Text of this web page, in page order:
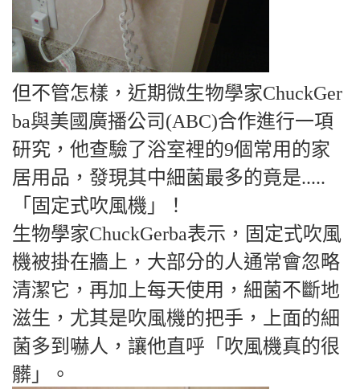
但不管怎樣，近期微生物學家ChuckGer
ba與美國廣播公司(ABC)合作進行一項
研究，他查驗了浴室裡的9個常用的家
居用品，發現其中細菌最多的竟是.....
「固定式吹風機」！
生物學家ChuckGerba表示，固定式吹風
機被掛在牆上，大部分的人通常會忽略
清潔它，再加上每天使用，細菌不斷地
滋生，尤其是吹風機的把手，上面的細
菌多到嚇人，讓他直呼「吹風機真的很
髒」。